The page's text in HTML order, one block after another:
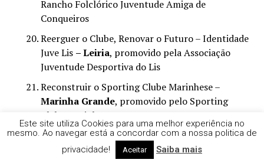
Rancho Folclórico Juventude Amiga de
Conqueiros
Reerguer o Clube, Renovar o Futuro – Identidade
Juve Lis – Leiria, promovido pela Associação
Juventude Desportiva do Lis
Reconstruir o Sporting Clube Marinhese –
Marinha Grande, promovido pelo Sporting
Clube Marinhense
Este site utiliza Cookies para uma melhor experiência no
mesmo. Ao navegar está a concordar com a nossa politica de
privacidade!
Aceitar Saiba mais